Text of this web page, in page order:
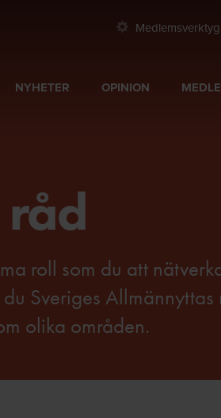
Medlemsverktyg
NYHETER OPINION
roll som du att
Sveriges
olika områden.